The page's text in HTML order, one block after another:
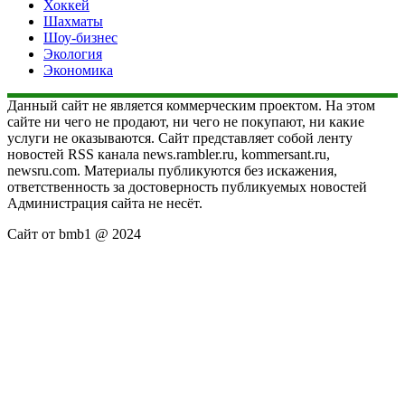
Хоккей
Шахматы
Шоу-бизнес
Экология
Экономика
Данный сайт не является коммерческим проектом. На этом
сайте ни чего не продают, ни чего не покупают, ни какие
услуги не оказываются. Сайт представляет собой ленту
новостей RSS канала news.rambler.ru, kommersant.ru,
newsru.com. Материалы публикуются без искажения,
ответственность за достоверность публикуемых новостей
Администрация сайта не несёт.
Сайт от bmb1 @ 2024